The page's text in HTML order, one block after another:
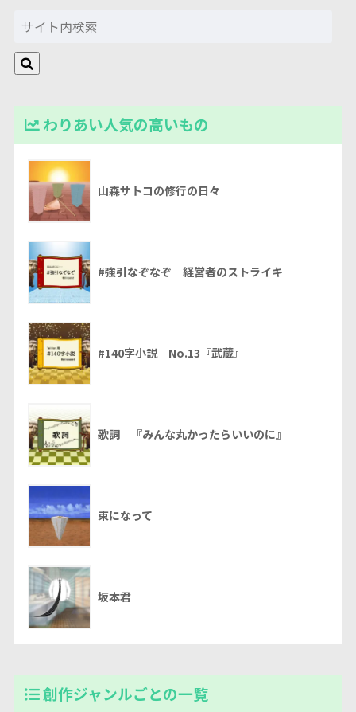
わりあい人気の高いもの
山森サトコの修行の日々
#強引なぞなぞ 経営者のストライキ
#140字小説 No.13『武蔵』
歌詞 『みんな丸かったらいいのに』
束になって
坂本君
創作ジャンルごとの一覧